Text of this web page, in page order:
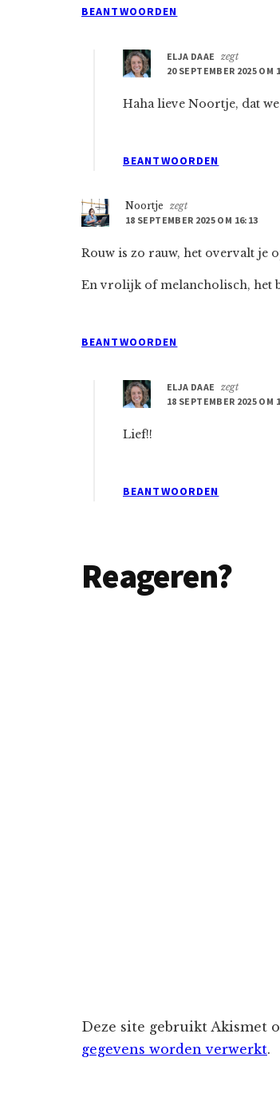
BEANTWOORDEN
ELJA DAAE
zegt
20 SEPTEMBER 2025 OM
Haha lieve Noortje, dat
BEANTWOORDEN
Noortje zegt
18 SEPTEMBER 2025 OM 16:13
Rouw is zo rauw, het overvalt je
En vrolijk of melancholisch, het
BEANTWOORDEN
ELJA DAAE
zegt
18 SEPTEMBER 2025 OM
Lief!!
BEANTWOORDEN
Reageren?
Deze site gebruikt Akismet
gegevens worden verwerkt.